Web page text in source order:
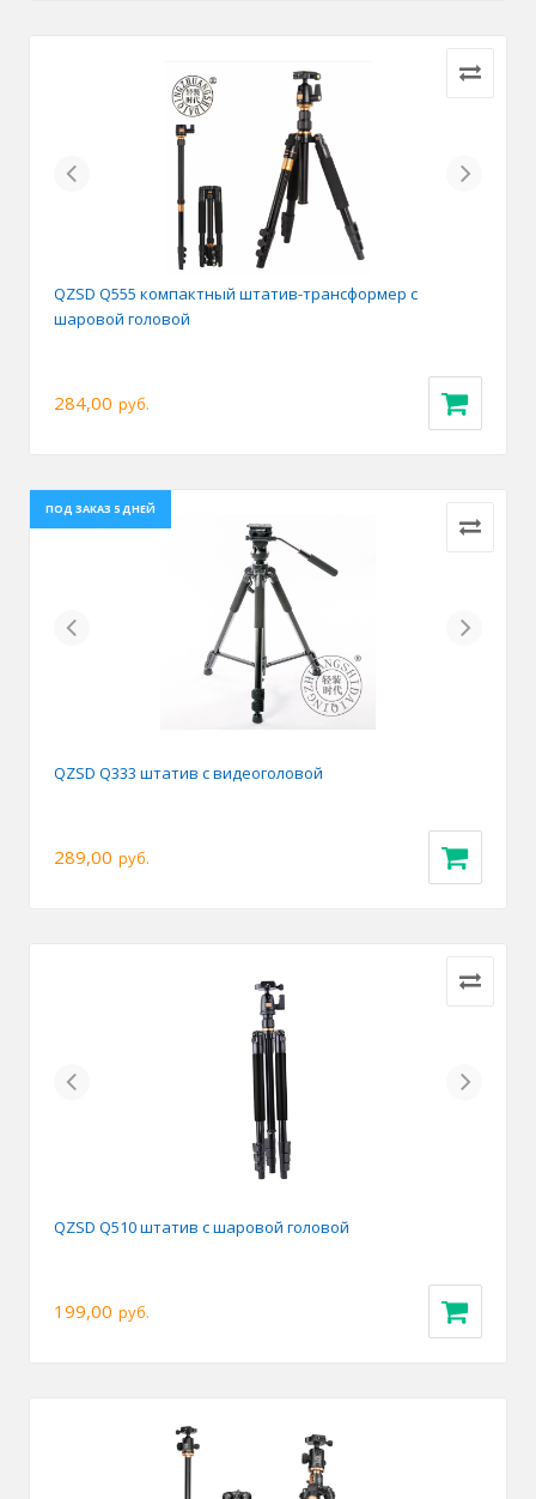
Previous Next
QZSD Q555 компактный штатив-трансформер с
шаровой головой
284,00 руб.
ПОД ЗАКАЗ 5 ДНЕЙ
Previous Next
QZSD Q333 штатив с видеоголовой
289,00 руб.
Previous Next
QZSD Q510 штатив с шаровой головой
199,00 руб.